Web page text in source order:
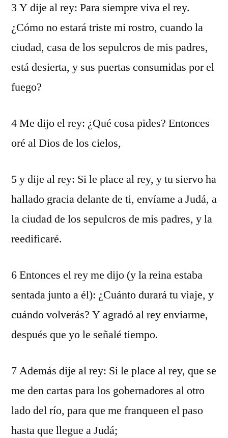
3 Y dije al rey: Para siempre viva el rey.
¿Cómo no estará triste mi rostro, cuando la
ciudad, casa de los sepulcros de mis padres,
está desierta, y sus puertas consumidas por el
fuego?
4 Me dijo el rey: ¿Qué cosa pides? Entonces
oré al Dios de los cielos,
5 y dije al rey: Si le place al rey, y tu siervo ha
hallado gracia delante de ti, envíame a Judá, a
la ciudad de los sepulcros de mis padres, y la
reedificaré.
6 Entonces el rey me dijo (y la reina estaba
sentada junto a él): ¿Cuánto durará tu viaje, y
cuándo volverás? Y agradó al rey enviarme,
después que yo le señalé tiempo.
7 Además dije al rey: Si le place al rey, que se
me den cartas para los gobernadores al otro
lado del río, para que me franqueen el paso
hasta que llegue a Judá;